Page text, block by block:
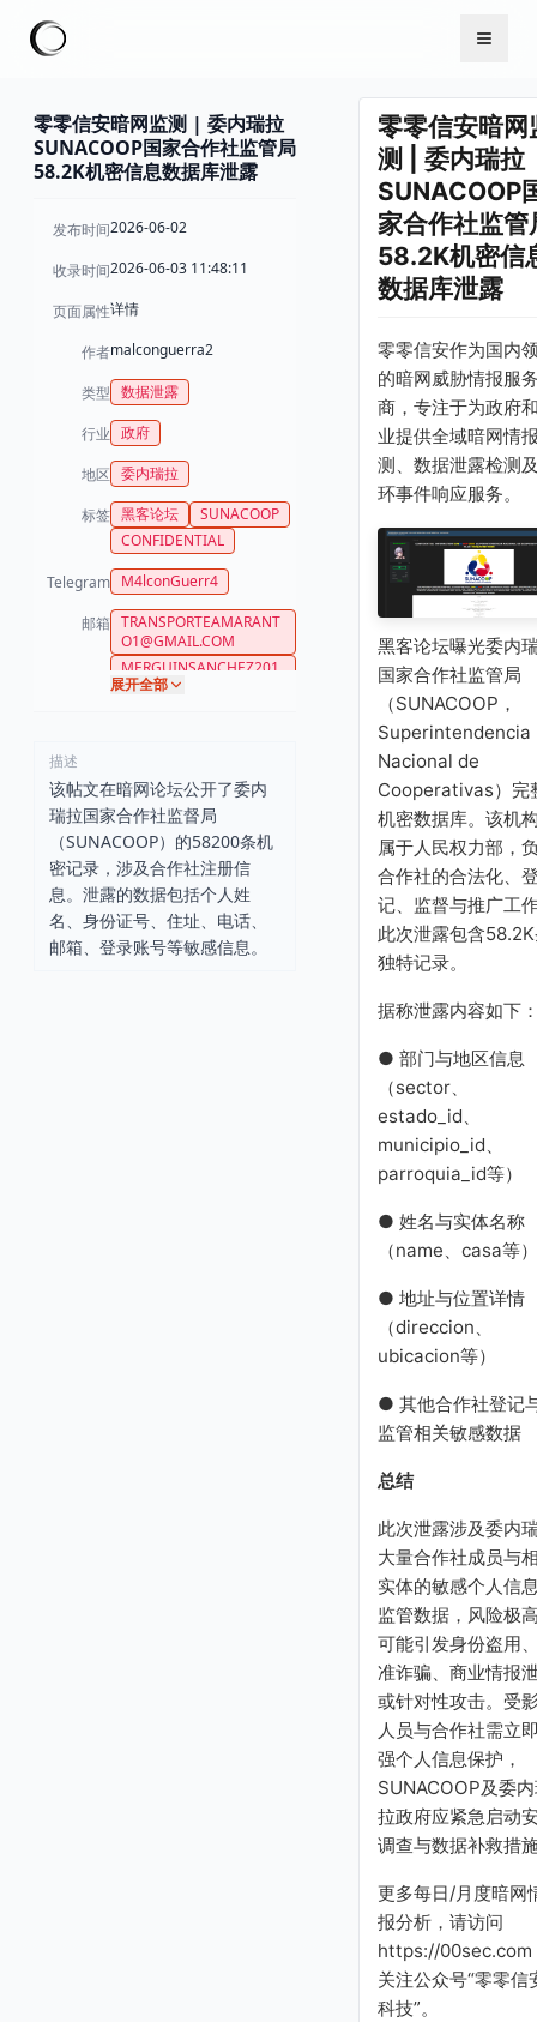
零零信安暗网监测 | 委内瑞拉
SUNACOOP国家合作社监管局
58.2K机密信息数据库泄露
发布时间2026-06-02
收录时间2026-06-03 11:48:11
页面属性详情
作者malconguerra2
类型 数据泄露
行业 政府
地区 委内瑞拉
标签 黑客论坛
SUNACOOP
CONFIDENTIAL
Telegram M4lconGuerr4
邮箱 TRANSPORTEAMARANT
O1@GMAIL.COM
MERGUINSANCHEZ201
2@GMAIL.COM
展开全部
描述
该帖文在暗网论坛公开了委内
瑞拉国家合作社监督局
（SUNACOOP）的58200条机
密记录，涉及合作社注册信
息。泄露的数据包括个人姓
名、身份证号、住址、电话、
邮箱、登录账号等敏感信息。
零零信安暗网
测 | 委内瑞拉
SUNACOOP
家合作社监管
58.2K机密信
数据库泄露
零零信安作为国内
的暗网威胁情报服
商，专注于为政府
业提供全域暗网情
测、数据泄露检测
环事件响应服务。
黑客论坛曝光委内
国家合作社监管局
（SUNACOOP，
Superintendencia
Nacional de
Cooperativas）完
机密数据库。该机
属于人民权力部，
合作社的合法化、
记、监督与推广工
此次泄露包含
独特记录。
据称泄露内容如下
● 部门与地区信息
（sector、
estado_id、
municipio_id、
parroquia_id等）
● 姓名与实体名称
（name、casa等）
● 地址与位置详情
（direccion、
ubicacion等）
● 其他合作社登记
监管相关敏感数据
总结
此次泄露涉及委内
大量合作社成员与
实体的敏感个人信
监管数据，风险极
可能引发身份盗用
准诈骗、商业情报
或针对性攻击。受
人员与合作社需立
强个人信息保护，
SUNACOOP及委
拉政府应紧急启动
调查与数据补救措
更多每日/月度暗网
报分析，请访问
https://00sec.com
关注公众号“零零信
科技”。